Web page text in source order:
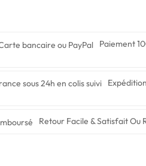
Paiement
Retour Facile & Satisfait Ou